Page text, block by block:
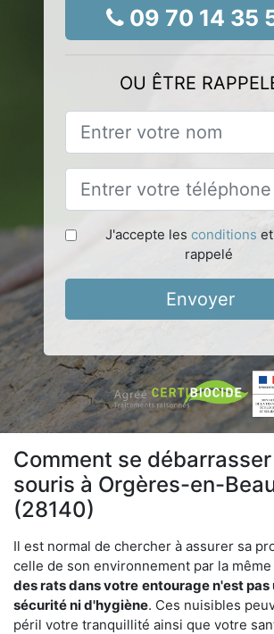
09 70 14 35
OU ÊTRE
J'accepte les conditions
rappelé
Envoyer
Comment se
souris à Orgères-en-
(28140)
Il est normal de chercher à assurer sa
celle de son environnement par la
des rats dans votre entourage n'est pas
sécurité ni d'hygiène. Ces nuisibles
péril votre tranquillité ainsi que votre